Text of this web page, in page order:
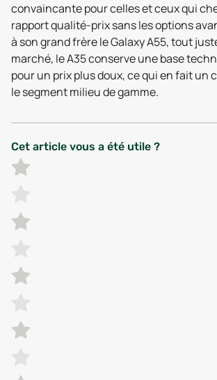
convaincante pour celles et ceux qui
rapport qualité-prix sans les options
à son grand frère le Galaxy A55, tout
marché, le A35 conserve une base
pour un prix plus doux, ce qui en fait un
le segment milieu de gamme.
Cet article vous a été utile ?